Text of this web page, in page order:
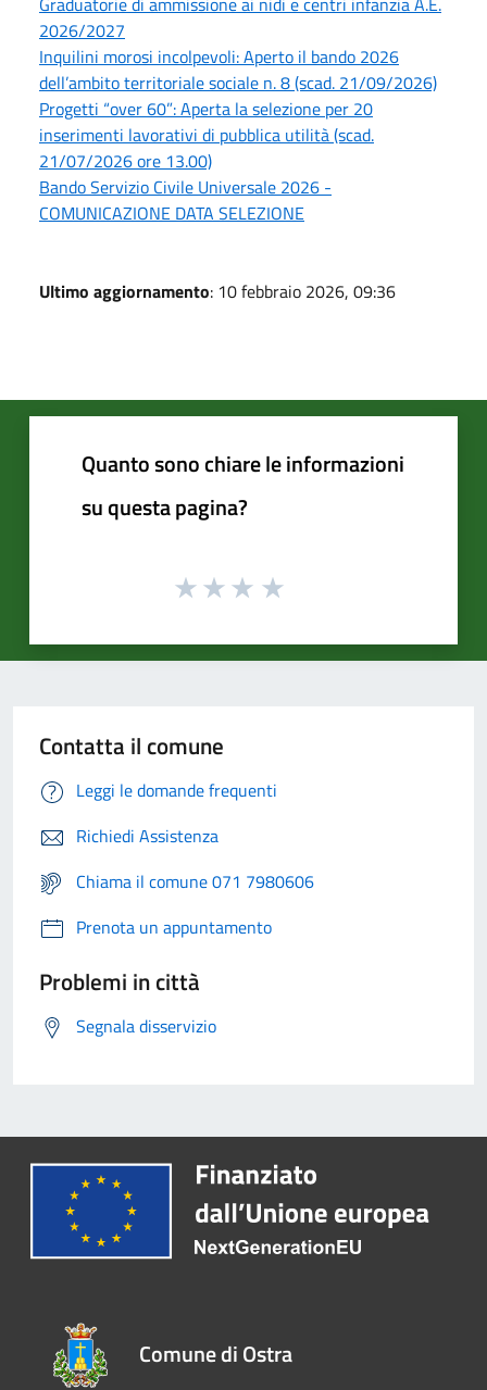
2026/2027
Inquilini morosi incolpevoli: Aperto il bando 2026
dell’ambito territoriale sociale n. 8 (scad. 21/09/2026)
Progetti “over 60”: Aperta la selezione per 20
inserimenti lavorativi di pubblica utilità (scad.
21/07/2026 ore 13.00)
Bando Servizio Civile Universale 2026 -
COMUNICAZIONE DATA SELEZIONE
Ultimo aggiornamento: 10 febbraio 2026, 09:36
Quanto sono chiare le informazioni
su questa pagina?
Contatta il comune
Leggi le domande frequenti
Richiedi Assistenza
Chiama il comune 071 7980606
Prenota un appuntamento
Problemi in città
Segnala disservizio
Comune di Ostra